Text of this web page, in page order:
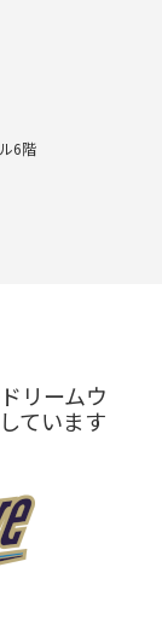
6階
リームウ
ています